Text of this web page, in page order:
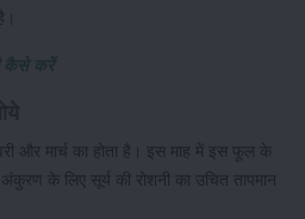
कैसे करें
और मार्च का होता है। इस माह में इस फूल के
अंकुरण के लिए सूर्य की रोशनी का उचित तापमान